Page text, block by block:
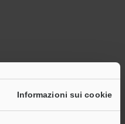
Informazioni sui cookie